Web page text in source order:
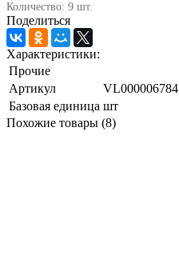
Количество: 9 шт.
Поделиться
Характеристики:
Прочие
Артикул
VL000006784
Базовая единица шт
Похожие товары (8)